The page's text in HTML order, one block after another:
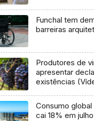
Funchal tem
barreiras
Produtores de
apresentar
existências
Consumo global
cai 18% em julho